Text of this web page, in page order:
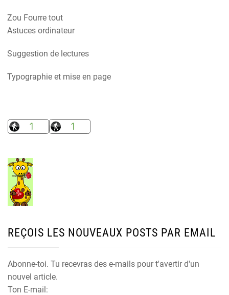
Zou Fourre tout
Astuces ordinateur
Suggestion de lectures
Typographie et mise en page
REÇOIS LES NOUVEAUX POSTS PAR EMAIL
Abonne-toi. Tu recevras des e-mails pour t'avertir d'un
nouvel article.
Ton E-mail: